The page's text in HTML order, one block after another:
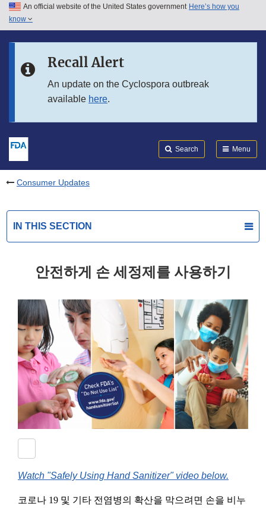
Skip to main content
Skip to in this section menu
An official website of the United States government Here’s how you
know
Recall Alert
An update on the Cyclospora outbreak
available here.
Search Menu
Consumer Updates
IN THIS SECTION
안전하게 손 세정제를 사용하기
Watch "Safely Using Hand Sanitizer" video below.
코로나 19 및 기타 전염병의 확산을 막으려면 손을 비누